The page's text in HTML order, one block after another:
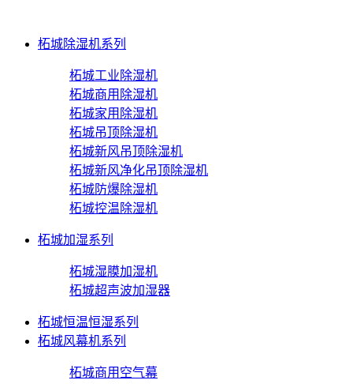
柘城除湿机系列
柘城工业除湿机
柘城商用除湿机
柘城家用除湿机
柘城吊顶除湿机
柘城新风吊顶除湿机
柘城新风净化吊顶除湿机
柘城防爆除湿机
柘城控温除湿机
柘城加湿系列
柘城湿膜加湿机
柘城超声波加湿器
柘城恒温恒湿系列
柘城风幕机系列
柘城商用空气幕